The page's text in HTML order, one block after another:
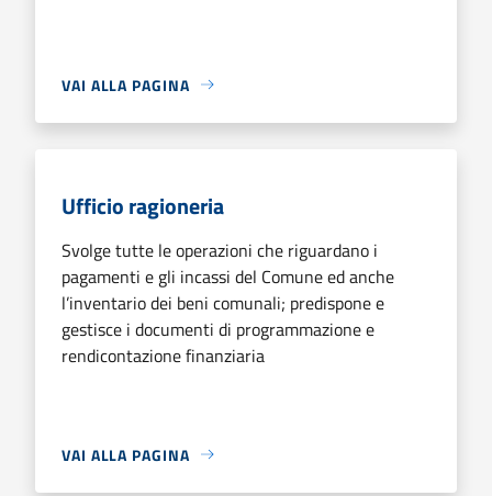
VAI ALLA PAGINA
Ufficio ragioneria
Svolge tutte le operazioni che riguardano i
pagamenti e gli incassi del Comune ed anche
l’inventario dei beni comunali; predispone e
gestisce i documenti di programmazione e
rendicontazione finanziaria
VAI ALLA PAGINA